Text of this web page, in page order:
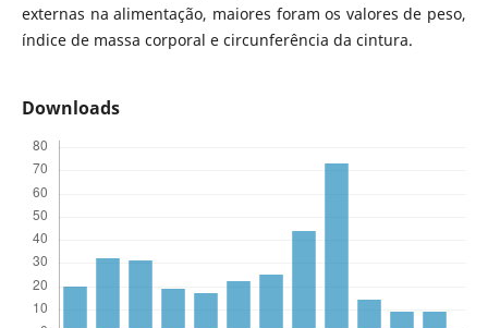
externas na alimentação, maiores foram os valores de peso,
índice de massa corporal e circunferência da cintura.
Downloads